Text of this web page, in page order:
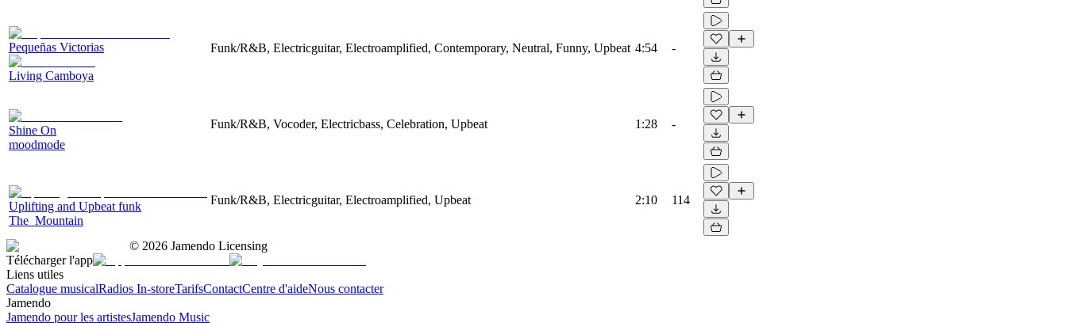
Pequeñas Victorias
Living Camboya
Funk/R&B, Electricguitar, Electroamplified, Contemporary, Neutral, Funny, Upbeat 4:54 -
Shine On
moodmode
Funk/R&B, Vocoder, Electricbass, Celebration, Upbeat 1:28 -
Uplifting and Upbeat funk
The_Mountain
Funk/R&B, Electricguitar, Electroamplified, Upbeat 2:10 114
© 2026 Jamendo Licensing
Télécharger l'app
Liens utiles
Catalogue musicalRadios In-storeTarifsContactCentre d'aideNous contacter
Jamendo
Jamendo pour les artistesJamendo Music